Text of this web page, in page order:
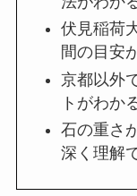
伏見稲荷
間の目安
京都以外
トがわか
石の重さ
深く理解